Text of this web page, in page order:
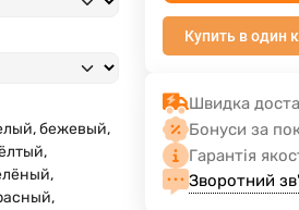
,бежевый,
,
,
,
Купить в один
Швидка
Бонуси за
Гарантія
Зворотний